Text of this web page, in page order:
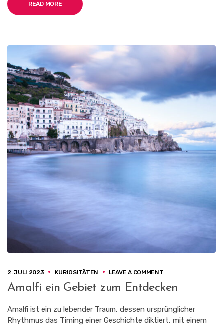
READ MORE
2. JULI 2023 KURIOSITÄTEN LEAVE A COMMENTO
A
A
L
Amalfi ein Gebiet zum Entdecken
Amalfi ist ein zu lebender Traum, dessen ursprünglicher
Rhythmus das Timing einer Geschichte diktiert, mit einem